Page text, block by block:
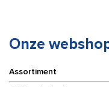
Onze
Assortiment